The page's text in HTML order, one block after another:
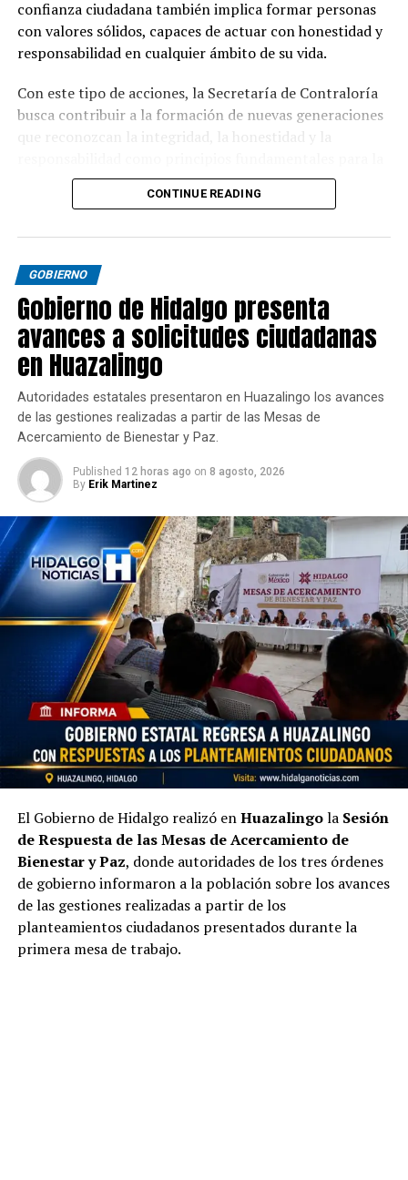
confianza ciudadana también implica formar personas
con valores sólidos, capaces de actuar con honestidad y
responsabilidad en cualquier ámbito de su vida.
Con este tipo de acciones, la Secretaría de Contraloría
busca contribuir a la formación de nuevas generaciones
que reconozcan la integridad, la honestidad y la
convivencia y el desarrollo de Hidalgo.
CONTINUE READING
GOBIERNO
Gobierno de Hidalgo presenta
avances a solicitudes ciudadanas
en Huazalingo
Autoridades estatales presentaron en Huazalingo los avances
de las gestiones realizadas a partir de las Mesas de
Acercamiento de Bienestar y Paz.
Published 12 horas ago on 8 agosto, 2026
By Erik Martinez
El Gobierno de Hidalgo realizó enHuazalingola Sesión
de Respuesta de las Mesas de Acercamiento de
Bienestar y Paz, donde autoridades de los tres órdenes
de gobierno informaron a la población sobre los avances
de las gestiones realizadas a partir de los
planteamientos ciudadanos presentados durante la
primera mesa de trabajo.